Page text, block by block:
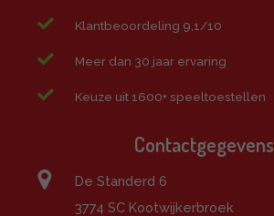
Klantbeoordeling 9,1/10
Meer dan 30 jaar ervaring
Keuze uit 1600+ speeltoestellen
Contactgegevens
De Standerd 6
3774 SC Kootwijkerbroek